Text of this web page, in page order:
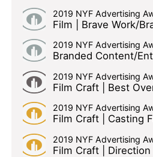
2019 NYF Advertising
2019 NYF Advertising
2019 NYF Advertising
2019 NYF Advertising
Film Craft | Casting
2019 NYF Advertising
Film Craft |